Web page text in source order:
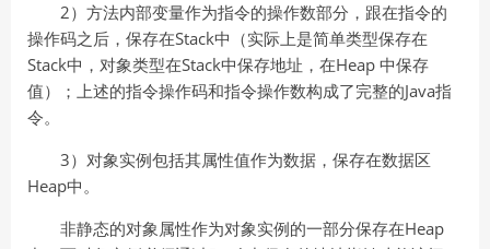
2）方法内部变量作为指令的操作数部分，跟在指令的
操作码之后，保存在Stack中（实际上是简单类型保存在
Stack中，对象类型在Stack中保存地址，在Heap 中保存
值）；上述的指令操作码和指令操作数构成了完整的Java指
令。
3）对象实例包括其属性值作为数据，保存在数据区
Heap中。
非静态的对象属性作为对象实例的一部分保存在Heap